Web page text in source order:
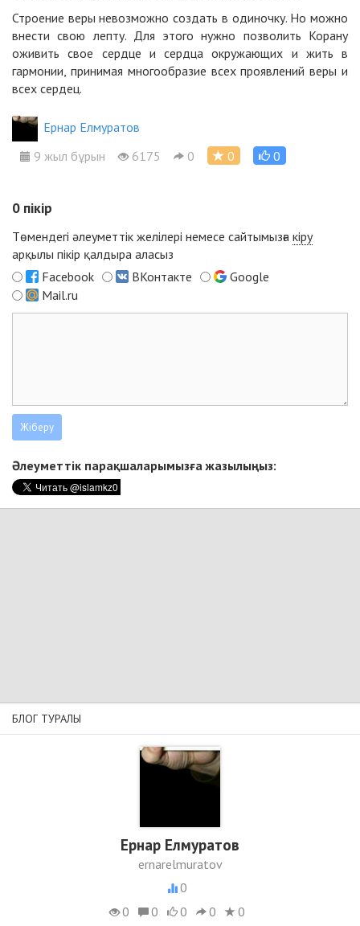
Строение веры невозможно создать в одиночку. Но можно
внести свою лепту. Для этого нужно позволить Корану
оживить свое сердце и сердца окружающих и жить в
гармонии, принимая многообразие всех проявлений веры и
всех сердец.
Ернар Елмуратов
9 жыл бұрын
6175 0 0 0
0 пікір
Төмендегі әлеуметтік желілері немесе сайтымызға кіру
арқылы пікір қалдыра аласыз
Facebook
ВКонтакте
Google
Mail.ru
Әлеуметтік парақшаларымызға жазылыңыз:
БЛОГ ТУРАЛЫ
Ернар Елмуратов
ernarelmuratov
0
0
0 0 0 0